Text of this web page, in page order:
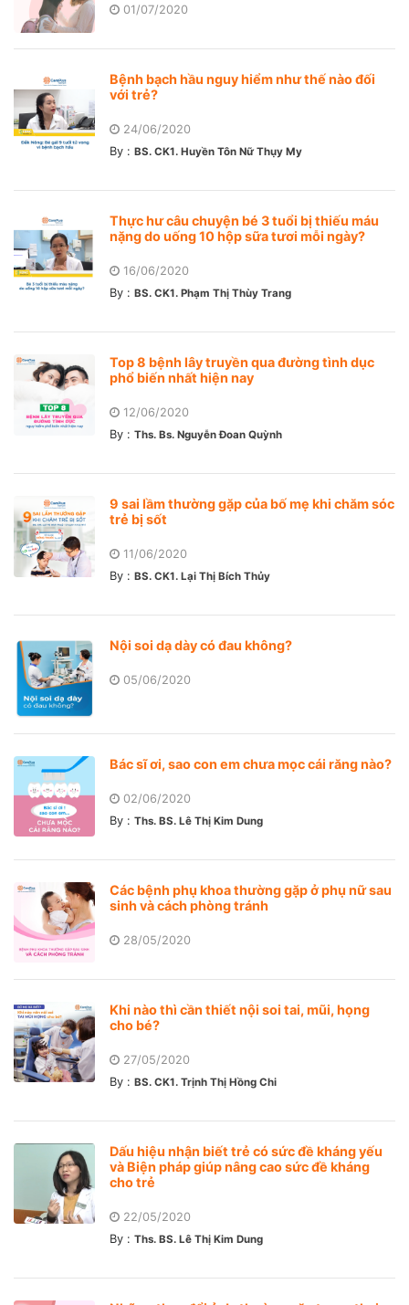
01/07/2020
Bệnh bạch hầu nguy hiểm như thế nào đối
với trẻ?
24/06/2020
By : BS. CK1. Huyền Tôn Nữ Thụy My
Thực hư câu chuyện bé 3 tuổi bị thiếu máu
nặng do uống 10 hộp sữa tươi mỗi ngày?
16/06/2020
By : BS. CK1. Phạm Thị Thùy Trang
Top 8 bệnh lây truyền qua đường tình dục
phổ biến nhất hiện nay
12/06/2020
By : Ths. Bs. Nguyễn Đoan Quỳnh
9 sai lầm thường gặp của bố mẹ khi chăm sóc
trẻ bị sốt
11/06/2020
By : BS. CK1. Lại Thị Bích Thủy
Nội soi dạ dày có đau không?
05/06/2020
Bác sĩ ơi, sao con em chưa mọc cái răng nào?
02/06/2020
By : Ths. BS. Lê Thị Kim Dung
Các bệnh phụ khoa thường gặp ở phụ nữ sau
sinh và cách phòng tránh
28/05/2020
Khi nào thì cần thiết nội soi tai, mũi, họng
cho bé?
27/05/2020
By : BS. CK1. Trịnh Thị Hồng Chi
Dấu hiệu nhận biết trẻ có sức đề kháng yếu
và Biện pháp giúp nâng cao sức đề kháng
cho trẻ
22/05/2020
By : Ths. BS. Lê Thị Kim Dung